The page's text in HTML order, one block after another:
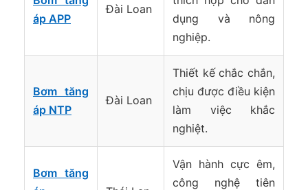
áp APP
Đài Loan
dụng và nông
nghiệp.
Bơm tăng
áp NTP
Đài Loan
Thiết kế chắc chắn,
chịu được điều kiện
làm việc khắc
nghiệt.
Bơm tăng
Vận hành cực êm,
công nghệ tiên